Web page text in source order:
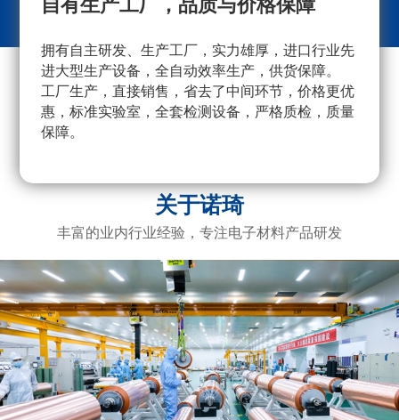
自有生产工厂，品质与价格保障
拥有自主研发、生产工厂，实力雄厚，进口行业先
进大型生产设备，全自动效率生产，供货保障。
工厂生产，直接销售，省去了中间环节，价格更优
惠，标准实验室，全套检测设备，严格质检，质量
保障。
采
关于诺琦
丰富的业内行业经验，专注电子材料产品研发